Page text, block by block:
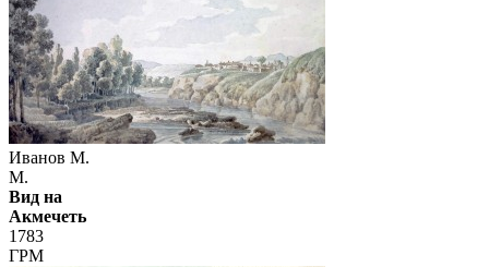
Иванов М.
М.
Вид на
Акмечеть
1783
ГРМ